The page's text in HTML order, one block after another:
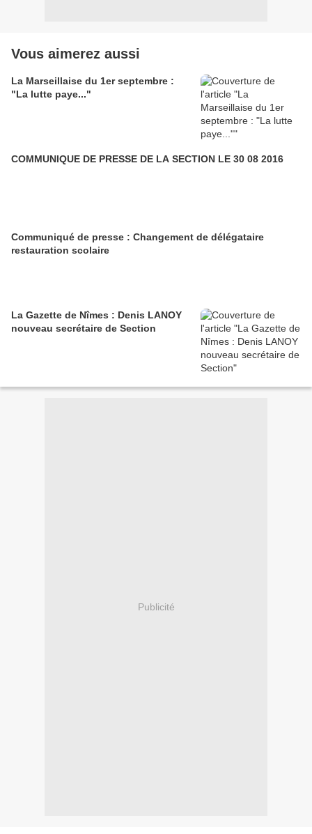
Vous aimerez aussi
La Marseillaise du 1er septembre :
"La lutte paye..."
COMMUNIQUE DE PRESSE DE LA SECTION LE 30 08 2016
Communiqué de presse : Changement de délégataire
restauration scolaire
La Gazette de Nîmes : Denis LANOY
nouveau secrétaire de Section
Publicité